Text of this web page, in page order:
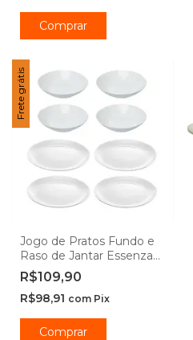
Comprar
Frete grátis
Jogo de Pratos Fundo e
Raso de Jantar Essenza
Opaline 20cm e 25cm -
Rojemac Profissional
R$109,90
R$98,91 com Pix
Comprar